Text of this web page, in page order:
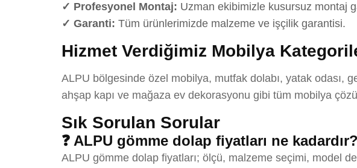
✓ Profesyonel Montaj: Uzman ekibimizle kusursuz montaj
✓ Garanti: Tüm ürünlerimizde malzeme ve işçilik garantisi.
Hizmet Verdiğimiz Mobilya
ALPU bölgesinde özel mobilya, mutfak dolabı, yatak odası,
ahşap kapı ve mağaza ev dekorasyonu gibi tüm mobilya
Sık Sorulan Sorular
❓ ALPU gömme dolap fiyatları ne kadardır?
ALPU gömme dolap fiyatları; ölçü, malzeme seçimi, model